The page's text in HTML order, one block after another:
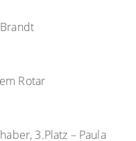
Rotar
3.Platz – Paula